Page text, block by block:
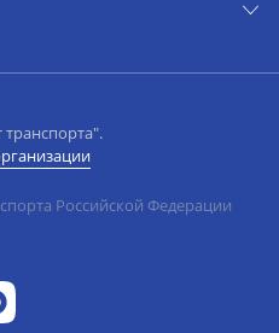
транспорта".
Российской Федерации